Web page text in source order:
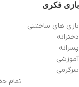
بازی فکری
بازی های ساختنی
دخترانه
پسرانه
آموزشی
سرگرمی
تمام